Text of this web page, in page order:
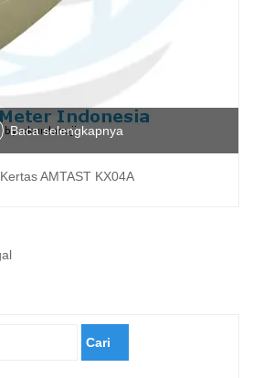
Baca selengkapnya
AMTAST KX04A
Cari